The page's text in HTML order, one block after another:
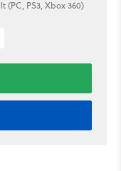
(PC, PS3, Xbox 360)